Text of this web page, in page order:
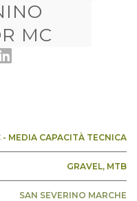
MC
- MEDIA CAPACITÀ TECNICA
, MTB
GRAVEL
SAN SEVERINO MARCHE